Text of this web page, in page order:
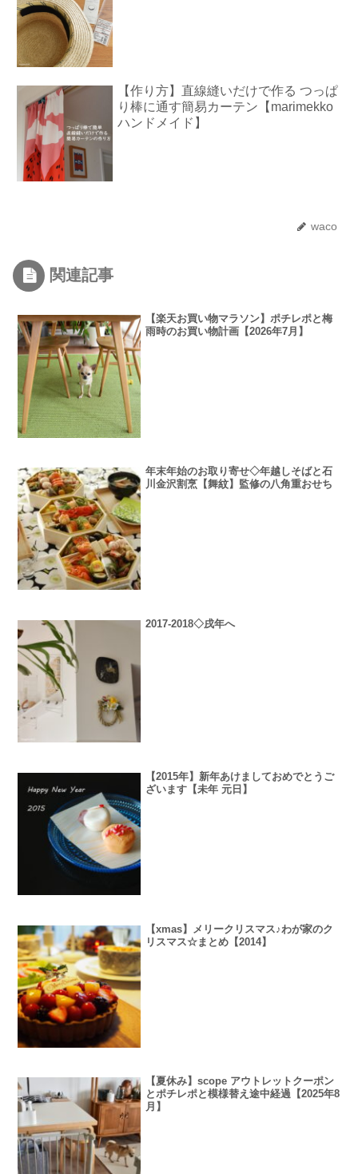
【作り方】直線縫いだけで作る つっぱ
り棒に通す簡易カーテン【marimekko
ハンドメイド】
waco
関連記事
【楽天お買い物マラソン】ポチレポと梅
雨時のお買い物計画【2026年7月】
年末年始のお取り寄せ◇年越しそばと石
川金沢割烹【舞紋】監修の八角重おせち
2017-2018◇戌年へ
【2015年】新年あけましておめでとうご
ざいます【未年 元日】
【xmas】メリークリスマス♪わが家のク
リスマス☆まとめ【2014】
【夏休み】scope アウトレットクーポン
とポチレポと模様替え途中経過【2025年8
月】